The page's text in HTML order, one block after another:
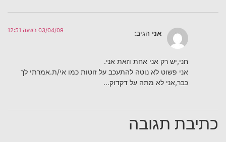
אני הגיב: 03/04/09 בשעה 12:51
חני,יש רק אני אחת וזאת אני.
אני פשוט לא נוטה להתעכב על זוטות כמו אי/ת.אמרתי לך
כבר,אני לא מתה על דקדוק…
כתיבת תגובה